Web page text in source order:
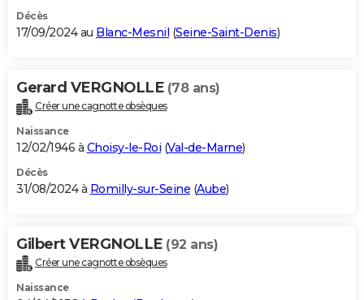
Décès
17/09/2024 au Blanc-Mesnil (Seine-Saint-Denis)
Gerard VERGNOLLE (78 ans)
Créer une cagnotte obsèques
Naissance
12/02/1946 à Choisy-le-Roi (Val-de-Marne)
Décès
31/08/2024 à Romilly-sur-Seine (Aube)
Gilbert VERGNOLLE (92 ans)
Créer une cagnotte obsèques
Naissance